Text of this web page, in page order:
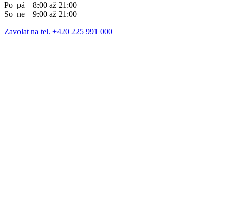
Po–pá – 8:00 až 21:00
So–ne – 9:00 až 21:00
Zavolat na tel. +420 225 991 000